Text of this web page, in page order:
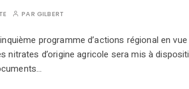
PAR GILBERT
programme d’actions régional en
nitrates d’origine agricole sera mis à